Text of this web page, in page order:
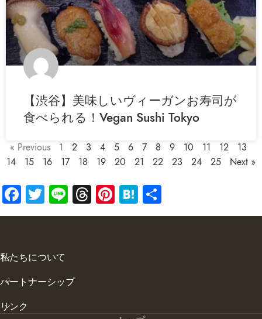
【渋谷】美味しいヴィーガンお寿司が
食べられる！Vegan Sushi Tokyo
« Previous 1 2 3 4 5 6 7 8 9 10 11 12
13
14
15 16 17 18 19 20 21 22 23 24 25 Next »
Facebook
Twitter
LineThreads
Pinterest
Hatena
有
私たちについて
パートナーシップ
リンク